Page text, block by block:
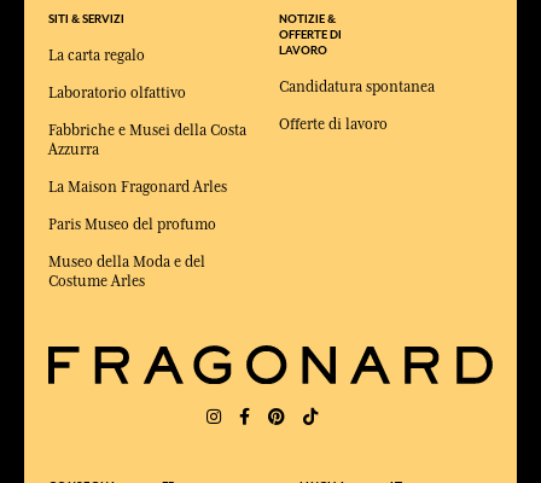
SITI & SERVIZI
La carta regalo
Laboratorio olfattivo
Fabbriche e Musei della Costa
Azzurra
La Maison Fragonard Arles
Paris Museo del profumo
Museo della Moda e del
Costume Arles
NOTIZIE &
OFFERTE DI
LAVORO
Candidatura spontanea
Offerte di lavoro